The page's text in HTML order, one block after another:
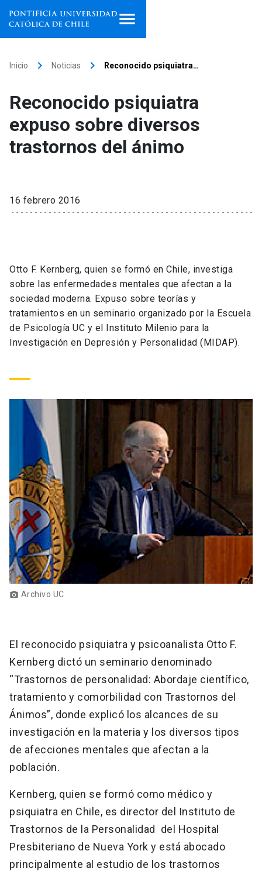
Facultades, escuelas e
institutos
Investigación
Extensión
Universidad
Información para keyboard_arrow_down
Futuros estudiantes
Personal
launch
Padres y familia
Vecinos launch
Go to english site launch
Admisión
Mi Cuenta UC
Correo UC
Mi Portal UC
Medios Biblioteca launch
Donaciones launch
Inicio keyboard_arrow_right Noticias keyboard_arrow_right Reconocido psiquiatra…
Reconocido psiquiatra
expuso sobre diversos
trastornos del ánimo
16 febrero 2016
Otto F. Kernberg, quien se formó en Chile, investiga
sobre las enfermedades mentales que afectan a la
sociedad moderna. Expuso sobre teorías y
tratamientos en un seminario organizado por la Escuela
de Psicología UC y el Instituto Milenio para la
Investigación en Depresión y Personalidad (MIDAP).
photo_camera Archivo UC
El reconocido psiquiatra y psicoanalista Otto F.
Kernberg dictó un seminario denominado
“Trastornos de personalidad: Abordaje científico,
tratamiento y comorbilidad con Trastornos del
Ánimos”, donde explicó los alcances de su
investigación en la materia y los diversos tipos
de afecciones mentales que afectan a la
población.
Kernberg, quien se formó como médico y
psiquiatra en Chile, es director del Instituto de
Trastornos de la Personalidad del Hospital
Presbiteriano de Nueva York y está abocado
principalmente al estudio de los trastornos